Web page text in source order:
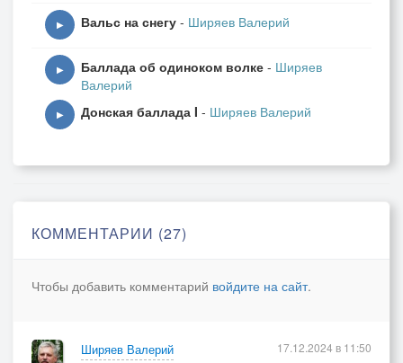
▶ Вальс на снегу - Ширяев Валерий
▶ Баллада об одиноком волке - Ширяев
Валерий
▶ Донская баллада I - Ширяев Валерий
КОММЕНТАРИИ (27)
Чтобы добавить комментарий войдите на сайт.
Ширяев Валерий
17.12.2024 в 11:50